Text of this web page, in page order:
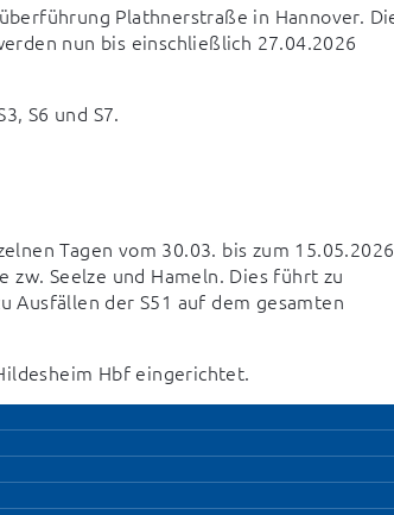
Plathnerstraße in Hannover.
nun bis einschließlich 27.04.2026
S6 und S7.
Tagen vom 30.03. bis zum 15.05.2026
Seelze und Hameln. Dies führt zu
Ausfällen der S51 auf dem gesamten
Hbf eingerichtet.